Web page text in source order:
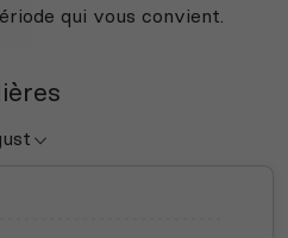
qui vous convient.